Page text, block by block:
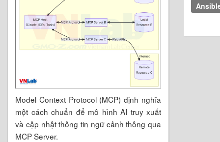
Model Context Protocol (MCP) định nghĩa
một cách chuẩn để mô hình AI truy xuất
và cập nhật thông tin ngữ cảnh thông qua
MCP Server.